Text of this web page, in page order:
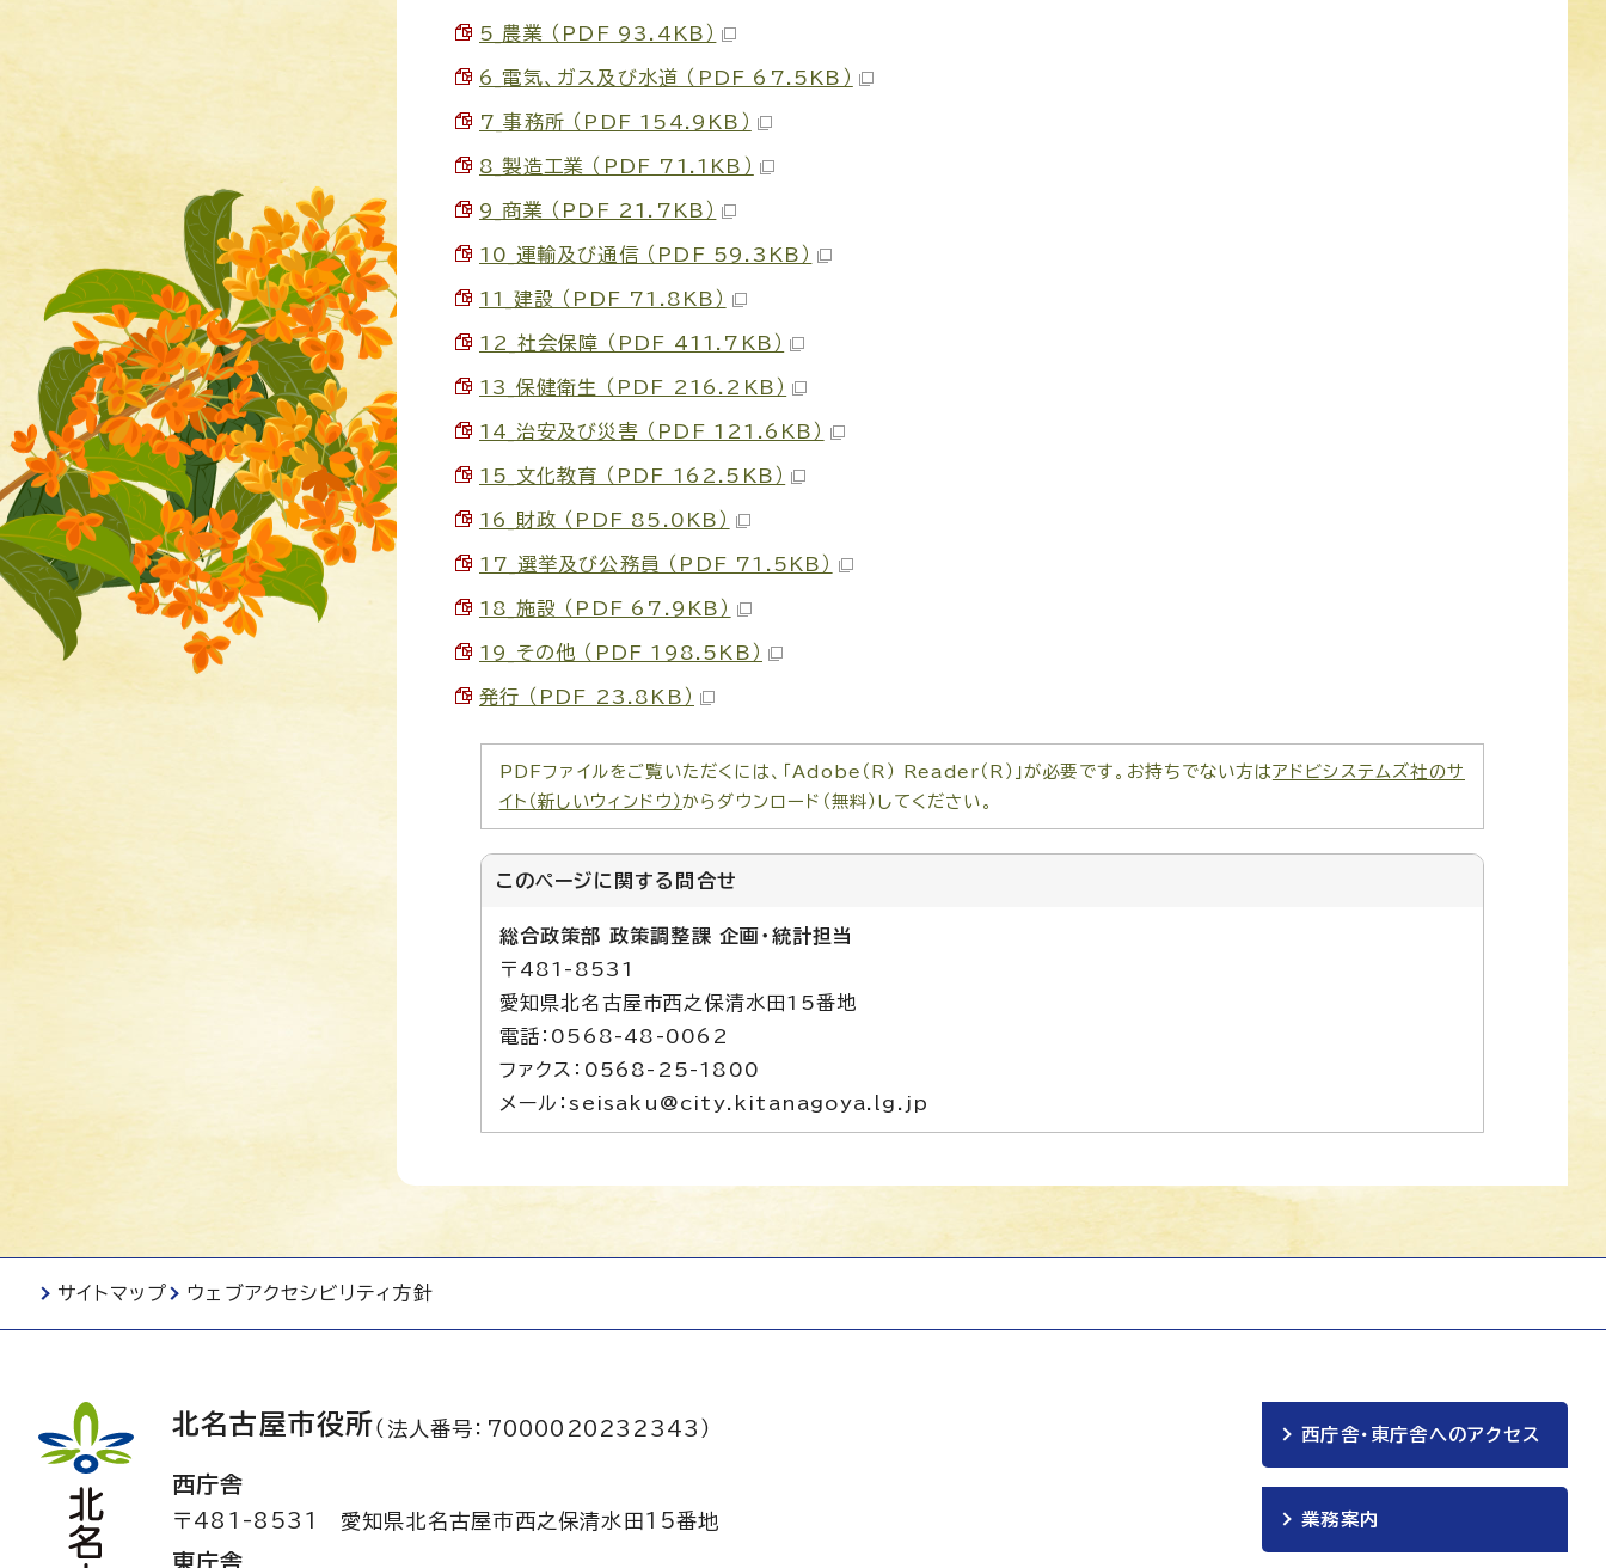
5_農業 （PDF 93.4KB）
6_電気、ガス及び水道 （PDF 67.5KB）
7_事務所 （PDF 154.9KB）
8_製造工業 （PDF 71.1KB）
9_商業 （PDF 21.7KB）
10_運輸及び通信 （PDF 59.3KB）
11_建設 （PDF 71.8KB）
12_社会保障 （PDF 411.7KB）
13_保健衛生 （PDF 216.2KB）
14_治安及び災害 （PDF 121.6KB）
15_文化教育 （PDF 162.5KB）
16_財政 （PDF 85.0KB）
17_選挙及び公務員 （PDF 71.5KB）
18_施設 （PDF 67.9KB）
19_その他 （PDF 198.5KB）
発行 （PDF 23.8KB）
PDFファイルをご覧いただくには、「Adobe（R） Reader（R）」が必要です。お持ちでない方はアドビシステムズ社のサ
イト（新しいウィンドウ）からダウンロード（無料）してください。
このページに関する 問合せ
総合政策部 政策調整課 企画・統計担当
〒481-8531
愛知県北名古屋市西之保清水田15番地
電話：0568-48-0062
ファクス：0568-25-1800
メール：seisaku@city.kitanagoya.lg.jp
サイトマップ ウェブアクセシビリティ方針
北名古屋市役所（法人番号：7000020232343）
西庁舎
〒481-8531 愛知県北名古屋市西之保清水田15番地
東庁舎
西庁舎・東庁舎へのアクセス
業務案内